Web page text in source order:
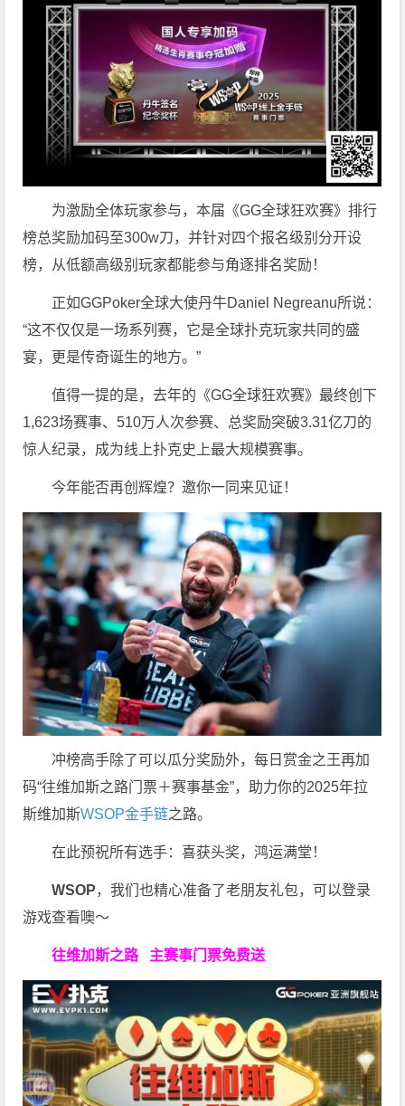
为激励全体玩家参与，本届《GG全球狂欢赛》排行
榜总奖励加码至300w刀，并针对四个报名级别分开设
榜，从低额高级别玩家都能参与角逐排名奖励！
正如GGPoker全球大使丹牛Daniel Negreanu所说：
“这不仅仅是一场系列赛，它是全球扑克玩家共同的盛
宴，更是传奇诞生的地方。”
值得一提的是，去年的《GG全球狂欢赛》最终创下
1,623场赛事、510万人次参赛、总奖励突破3.31亿刀的
惊人纪录，成为线上扑克史上最大规模赛事。
今年能否再创辉煌？邀你一同来见证！
冲榜高手除了可以瓜分奖励外，每日赏金之王再加
码“往维加斯之路门票＋赛事基金”，助力你的2025年拉
斯维加斯WSOP金手链之路。
在此预祝所有选手：喜获头奖，鸿运满堂！
WSOP，我们也精心准备了老朋友礼包，可以登录
游戏查看噢～
往维加斯之路 主赛事门票免费送